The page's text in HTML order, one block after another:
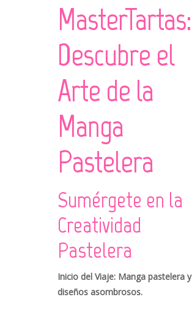
MasterTartas:
Descubre el
Arte de la
Manga
Pastelera
Sumérgete en la
Creatividad
Pastelera
Inicio del Viaje: Manga pastelera y
diseños asombrosos.